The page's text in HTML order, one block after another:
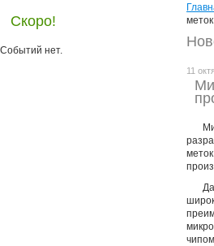
Скоро!
Событий нет.
11